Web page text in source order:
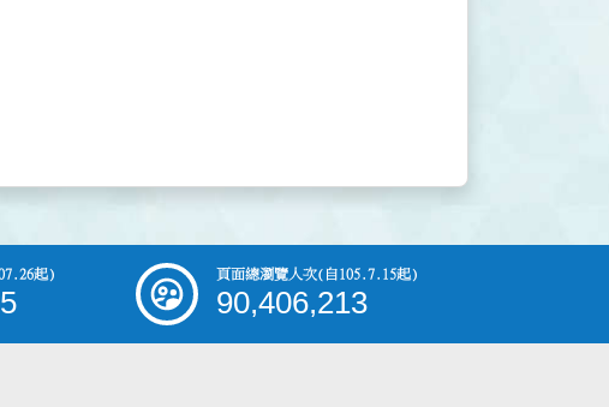
起) 頁面總瀏覽人次(自105.7.15起)
90,406,213